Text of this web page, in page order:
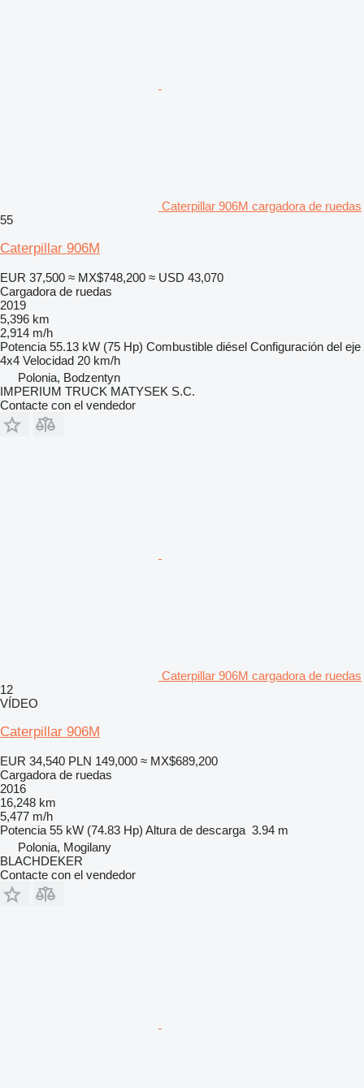
Caterpillar 906M cargadora de ruedas
55
Caterpillar 906M
EUR 37,500 ≈ MX$748,200 ≈ USD 43,070
Cargadora de ruedas
2019
5,396 km
2,914 m/h
Potencia 55.13 kW (75 Hp) Combustible diésel Configuración del eje
4x4 Velocidad 20 km/h
Polonia, Bodzentyn
IMPERIUM TRUCK MATYSEK S.C.
Contacte con el vendedor
Caterpillar 906M cargadora de ruedas
12
VÍDEO
Caterpillar 906M
EUR 34,540 PLN 149,000 ≈ MX$689,200
Cargadora de ruedas
2016
16,248 km
5,477 m/h
Potencia 55 kW (74.83 Hp) Altura de descarga 3.94 m
Polonia, Mogilany
BLACHDEKER
Contacte con el vendedor